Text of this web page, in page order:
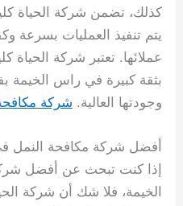
كذلك، تضمن شركة الحياة
يتم تنفيذ العمليات بسرعة
عملائها. تعتبر شركة
بثقة كبيرة في راس الخيمة
وجودتها العالية. شركة
أفضل شركة مكافحة النمل
إذا كنت تبحث عن أفضل
الخيمة، فلا شك أن شركة